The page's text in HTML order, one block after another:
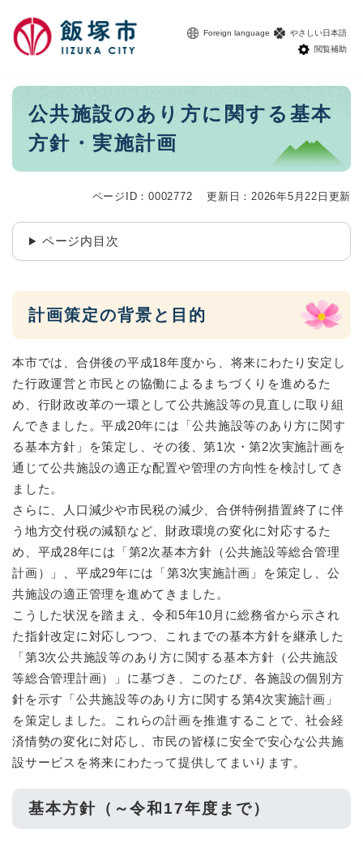
Foreign language
やさしい日本語
閲覧補助
本
公共施設のあり方に関する基本
方針・実施計画
ページID：0002772 更新日：2026年5月22日更新
ページ内目次
計画策定の背景と目的
本市では、合併後の平成18年度から、将来にわたり安定し
た行政運営と市民との協働によるまちづくりを進めるた
め、行財政改革の一環として公共施設等の見直しに取り組
んできました。平成20年には「公共施設等のあり方に関す
る基本方針」を策定し、その後、第1次・第2次実施計画を
通じて公共施設の適正な配置や管理の方向性を検討してき
ました。
さらに、人口減少や市民税の減少、合併特例措置終了に伴
う地方交付税の減額など、財政環境の変化に対応するた
め、平成28年には「第2次基本方針（公共施設等総合管理
計画）」、平成29年には「第3次実施計画」を策定し、公
共施設の適正管理を進めてきました。
こうした状況を踏まえ、令和5年10月に総務省から示され
た指針改定に対応しつつ、これまでの基本方針を継承した
「第3次公共施設等のあり方に関する基本方針（公共施設
等総合管理計画）」に基づき、このたび、各施設の個別方
針を示す「公共施設等のあり方に関する第4次実施計画」
を策定しました。これらの計画を推進することで、社会経
済情勢の変化に対応し、市民の皆様に安全で安心な公共施
設サービスを将来にわたって提供してまいります。​
基本方針（～令和17年度まで）